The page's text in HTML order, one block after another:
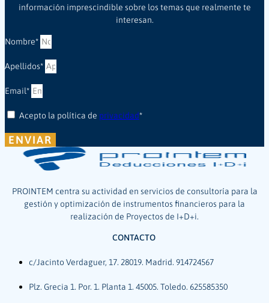
información imprescindible sobre los temas que realmente te
interesan.
Nombre*
Apellidos*
Email*
Acepto la política de privacidad*
ENVIAR
PROINTEM centra su actividad en servicios de consultoría para la
gestión y optimización de instrumentos financieros para la
realización de Proyectos de I+D+i.
CONTACTO
c/Jacinto Verdaguer, 17. 28019. Madrid. 914724567
Plz. Grecia 1. Por. 1. Planta 1. 45005. Toledo. 625585350